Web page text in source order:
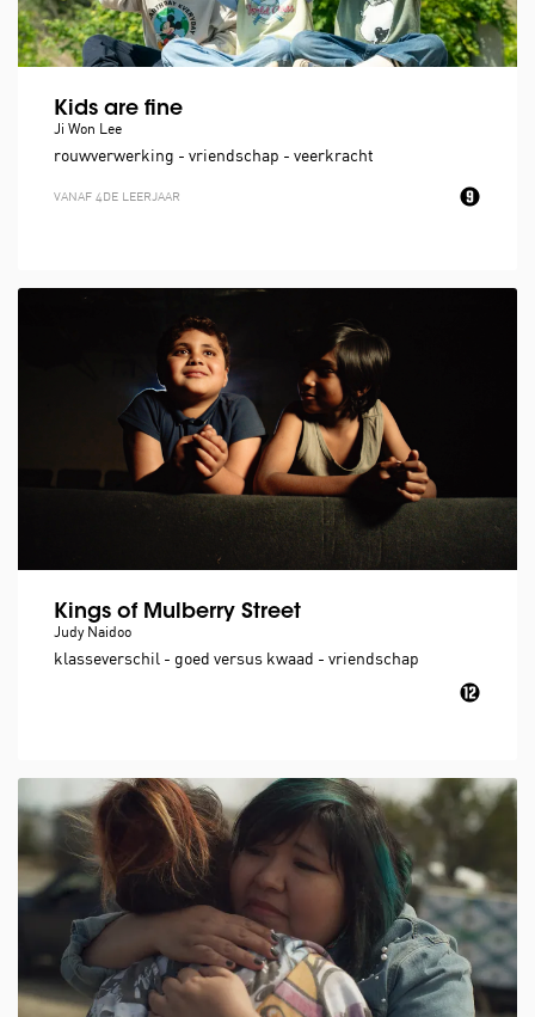
Kids are fine
Ji Won Lee
rouwverwerking - vriendschap - veerkracht
VANAF 4DE LEERJAAR
Kings of Mulberry Street
Judy Naidoo
klasseverschil - goed versus kwaad - vriendschap